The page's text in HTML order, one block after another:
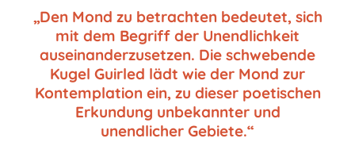
„Den Mond zu betrachten bedeutet, sich
mit dem Begriff der Unendlichkeit
auseinanderzusetzen. Die schwebende
Kugel Guirled lädt wie der Mond zur
Kontemplation ein, zu dieser poetischen
Erkundung unbekannter und
unendlicher Gebiete.“